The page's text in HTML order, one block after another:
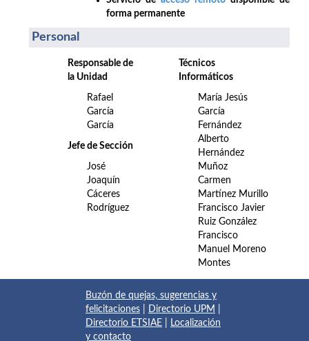
forma permanente
Personal
Responsable de
la Unidad
Rafael
García
García
Jefe de Sección
José
Joaquín
Cáceres
Rodríguez
Técnicos
Informáticos
María Jesús
García
Fernández
Alberto
Hernández
Muñoz
Carmen
Martínez Murillo
Francisco Javier
Ruiz González
Francisco
Manuel Moreno
Montes
Buzón de quejas, sugerencias y
felicitaciones
Directorio UPM
Directorio ETSIAE
Localización
y contacto